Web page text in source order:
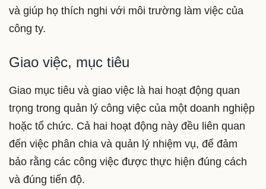
và giúp họ thích nghi với môi trường làm việc của
công ty.
Giao việc, mục tiêu
Giao mục tiêu và giao việc là hai hoạt động quan
trọng trong quản lý công việc của một doanh nghiệp
hoặc tổ chức. Cả hai hoạt động này đều liên quan
đến việc phân chia và quản lý nhiệm vụ, để đảm
bảo rằng các công việc được thực hiện đúng cách
và đúng tiến độ.